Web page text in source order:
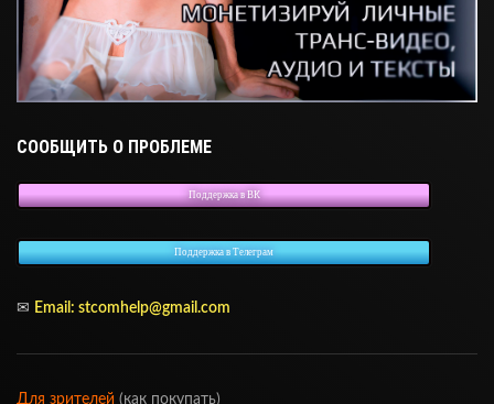
СООБЩИТЬ О ПРОБЛЕМЕ
Поддержка в ВК
Поддержка в Телеграм
✉ Email: stcomhelp@gmail.com
Для зрителей (как покупать)